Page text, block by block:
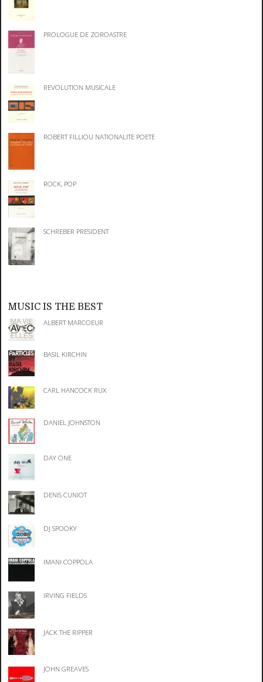
PROLOGUE DE ZOROASTRE
REVOLUTION MUSICALE
ROBERT FILLIOU NATIONALITE POETE
ROCK, POP
SCHREBER PRESIDENT
MUSIC IS THE BEST
ALBERT MARCOEUR
BASIL KIRCHIN
CARL HANCOCK RUX
DANIEL JOHNSTON
DAY ONE
DENIS CUNIOT
DJ SPOOKY
IMANI COPPOLA
IRVING FIELDS
JACK THE RIPPER
JOHN GREAVES